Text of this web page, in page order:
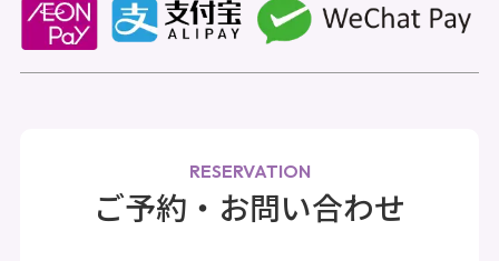
RESERVATION
ご予約・お問い合わせ